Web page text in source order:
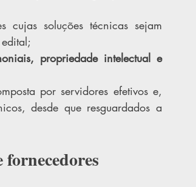
cujas soluções técnicas sejam
propriedade intelectual e
por servidores efetivos e,
desde que resguardados a